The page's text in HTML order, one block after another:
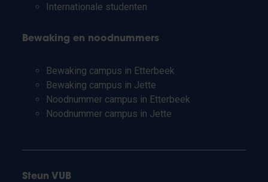
Internationale studenten
Bewaking en noodnummers
Bewaking campus in Etterbeek
Bewaking campus in Jette
Noodnummer campus in Etterbeek
Noodnummer campus in Jette
Steun VUB